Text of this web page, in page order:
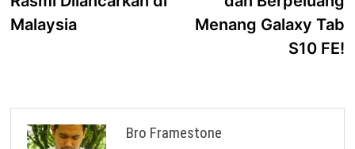
Malaysia
Menang Galaxy Tab
S10 FE!
Bro Framestone